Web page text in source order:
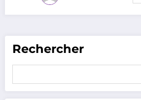
Rechercher